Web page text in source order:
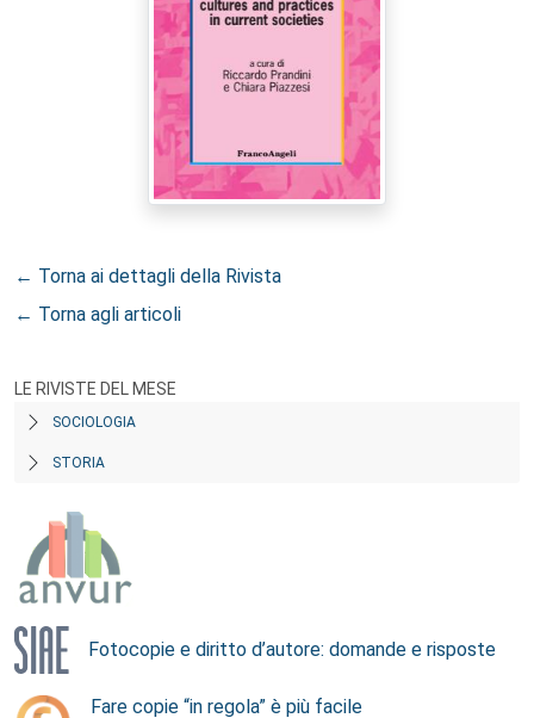
← Torna ai dettagli della Rivista
← Torna agli articoli
LE RIVISTE DEL MESE
SOCIOLOGIA
STORIA
Fotocopie e diritto d’autore: domande e risposte
Fare copie “in regola” è più facile